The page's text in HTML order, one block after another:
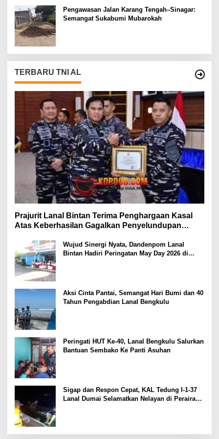
Pengawasan Jalan Karang Tengah–Sinagar:
Semangat Sukabumi Mubarokah
TERBARU TNI AL
Prajurit Lanal Bintan Terima Penghargaan Kasal
Atas Keberhasilan Gagalkan Penyelundupan
Wujud Sinergi Nyata, Dandenpom Lanal
Bintan Hadiri Peringatan May Day 2026 di
Aksi Cinta Pantai, Semangat Hari Bumi dan 40
Tahun Pengabdian Lanal Bengkulu
Peringati HUT Ke-40, Lanal Bengkulu Salurkan
Bantuan Sembako Ke Panti Asuhan
Sigap dan Respon Cepat, KAL Tedung I-1-37
Lanal Dumai Selamatkan Nelayan di Perairan